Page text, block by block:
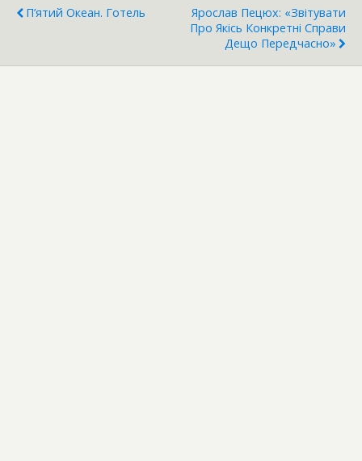
П’ятий Океан. Готель
Ярослав Пецюх: «Звітувати
Про Якісь Конкретні Справи
Дещо Передчасно»